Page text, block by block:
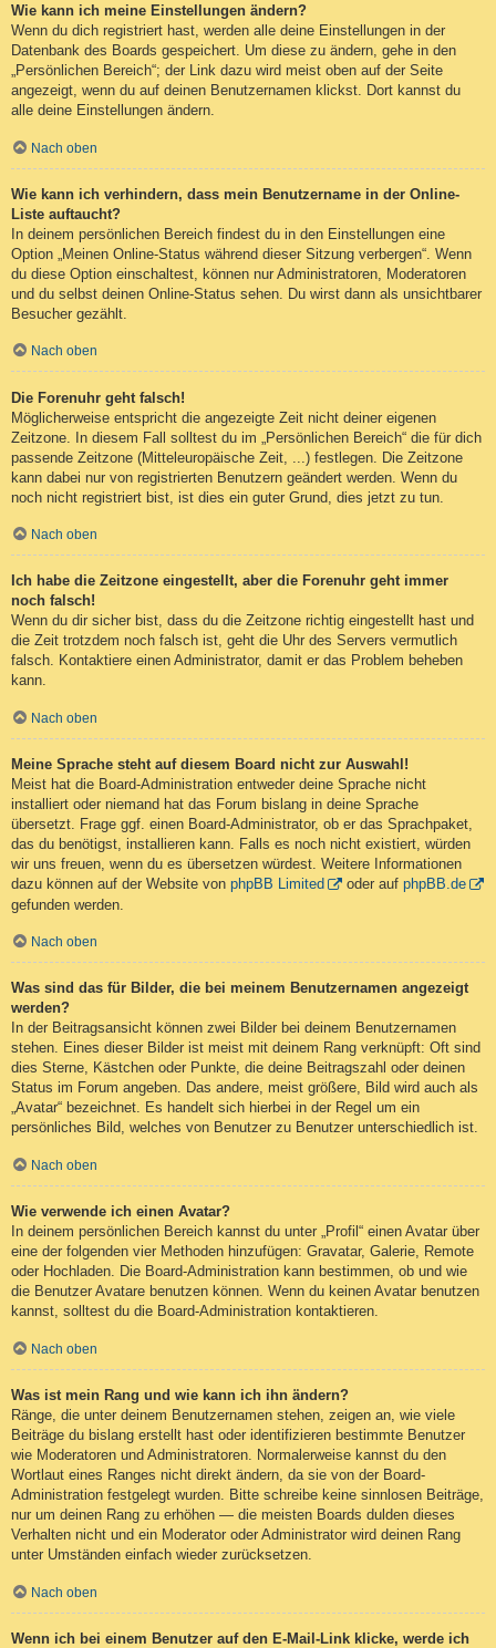
Wie kann ich meine Einstellungen ändern?
Wenn du dich registriert hast, werden alle deine Einstellungen in der
Datenbank des Boards gespeichert. Um diese zu ändern, gehe in den
„Persönlichen Bereich“; der Link dazu wird meist oben auf der Seite
angezeigt, wenn du auf deinen Benutzernamen klickst. Dort kannst du
alle deine Einstellungen ändern.
Nach oben
Wie kann ich verhindern, dass mein Benutzername in der Online-
Liste auftaucht?
In deinem persönlichen Bereich findest du in den Einstellungen eine
Option „Meinen Online-Status während dieser Sitzung verbergen“. Wenn
du diese Option einschaltest, können nur Administratoren, Moderatoren
und du selbst deinen Online-Status sehen. Du wirst dann als unsichtbarer
Besucher gezählt.
Nach oben
Die Forenuhr geht falsch!
Möglicherweise entspricht die angezeigte Zeit nicht deiner eigenen
Zeitzone. In diesem Fall solltest du im „Persönlichen Bereich“ die für dich
passende Zeitzone (Mitteleuropäische Zeit, ...) festlegen. Die Zeitzone
kann dabei nur von registrierten Benutzern geändert werden. Wenn du
noch nicht registriert bist, ist dies ein guter Grund, dies jetzt zu tun.
Nach oben
Ich habe die Zeitzone eingestellt, aber die Forenuhr geht immer
noch falsch!
Wenn du dir sicher bist, dass du die Zeitzone richtig eingestellt hast und
die Zeit trotzdem noch falsch ist, geht die Uhr des Servers vermutlich
falsch. Kontaktiere einen Administrator, damit er das Problem beheben
kann.
Nach oben
Meine Sprache steht auf diesem Board nicht zur Auswahl!
Meist hat die Board-Administration entweder deine Sprache nicht
installiert oder niemand hat das Forum bislang in deine Sprache
übersetzt. Frage ggf. einen Board-Administrator, ob er das Sprachpaket,
das du benötigst, installieren kann. Falls es noch nicht existiert, würden
wir uns freuen, wenn du es übersetzen würdest. Weitere Informationen
dazu können auf der Website von phpBB Limited oder auf phpBB.de
gefunden werden.
Nach oben
Was sind das für Bilder, die bei meinem Benutzernamen angezeigt
werden?
In der Beitragsansicht können zwei Bilder bei deinem Benutzernamen
stehen. Eines dieser Bilder ist meist mit deinem Rang verknüpft: Oft sind
dies Sterne, Kästchen oder Punkte, die deine Beitragszahl oder deinen
Status im Forum angeben. Das andere, meist größere, Bild wird auch als
„Avatar“ bezeichnet. Es handelt sich hierbei in der Regel um ein
persönliches Bild, welches von Benutzer zu Benutzer unterschiedlich ist.
Nach oben
Wie verwende ich einen Avatar?
In deinem persönlichen Bereich kannst du unter „Profil“ einen Avatar über
eine der folgenden vier Methoden hinzufügen: Gravatar, Galerie, Remote
oder Hochladen. Die Board-Administration kann bestimmen, ob und wie
die Benutzer Avatare benutzen können. Wenn du keinen Avatar benutzen
kannst, solltest du die Board-Administration kontaktieren.
Nach oben
Was ist mein Rang und wie kann ich ihn ändern?
Ränge, die unter deinem Benutzernamen stehen, zeigen an, wie viele
Beiträge du bislang erstellt hast oder identifizieren bestimmte Benutzer
wie Moderatoren und Administratoren. Normalerweise kannst du den
Wortlaut eines Ranges nicht direkt ändern, da sie von der Board-
Administration festgelegt wurden. Bitte schreibe keine sinnlosen Beiträge,
nur um deinen Rang zu erhöhen — die meisten Boards dulden dieses
Verhalten nicht und ein Moderator oder Administrator wird deinen Rang
unter Umständen einfach wieder zurücksetzen.
Nach oben
Wenn ich bei einem Benutzer auf den E-Mail-Link klicke, werde ich